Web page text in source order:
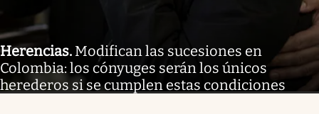
Herencias. Modifican las sucesiones en
Colombia: los cónyuges serán los únicos
herederos si se cumplen estas condiciones